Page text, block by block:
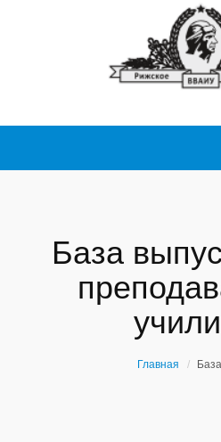
База
Главная